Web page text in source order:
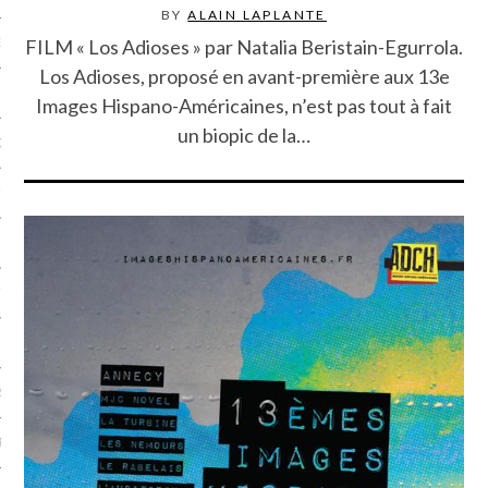
EN VOD
BYALAIN LAPLANTE
FILM « Los Adioses » par Natalia Beristain-Egurrola.
Los Adioses, proposé en avant-première aux 13e
Images Hispano-Américaines, n’est pas tout à fait
un biopic de la…